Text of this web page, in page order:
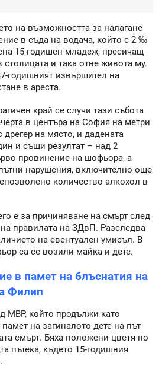
на възможността за налагане
в съда на водача, който с 2 ‰
15-годишен младеж, пресичащ
столицата и така отне живота му.
годишният извършител на
в ареста.
край се случи тази събота
в центъра на София на метри
на място, и дадената
и същи резултат – над 2
провинение на шофьора, а
нарушения, включително още
количество алкохол в
е за причиняване на смърт след
правилата на ЗДвП. Разследва
на евентуален умисъл. В
са се возили майка и дете.
в памет на блъснатия на
Филип
МВР, който продължи като
на загиналото дете на път
смърт. Бяха положени цветя по
пътека, където 15-годишния